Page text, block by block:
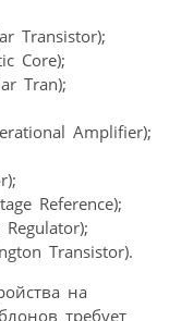
Transistor);
Core);
Tran);
Amplifier);
Reference);
Transistor).
на
требует